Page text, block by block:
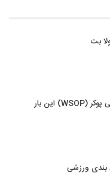
بت
برگزاری مسابقات بین المللی پوکر (WSOP) این بار
ورزشی